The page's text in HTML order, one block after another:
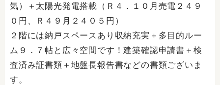
気）＋太陽光発電搭載（Ｒ４．１０月売電２４９
０円、Ｒ４９月２４０５円）
２階には納戸スペースあり収納充実＋多目的ルー
ム９．７帖と広々空間です！建築確認申請書＋検
査済み証書類＋地盤長報告書などの書類ございま
す。